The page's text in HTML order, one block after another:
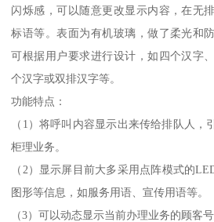
闪烁感，可以随意更改显示内容，在无
标语等。表面为有机玻璃，做了柔光和
可根据用户要求进行设计，如四个汉字
个汉字或双排汉字等。
功能特点：
（1）将呼叫内容显示出来传给排队人，
柜理业务。
（2）显示屏目前大多采用点阵模式的
图形等信息，如服务用语、宣传用语等。
（3）可以动态显示当前办理业务的顾客